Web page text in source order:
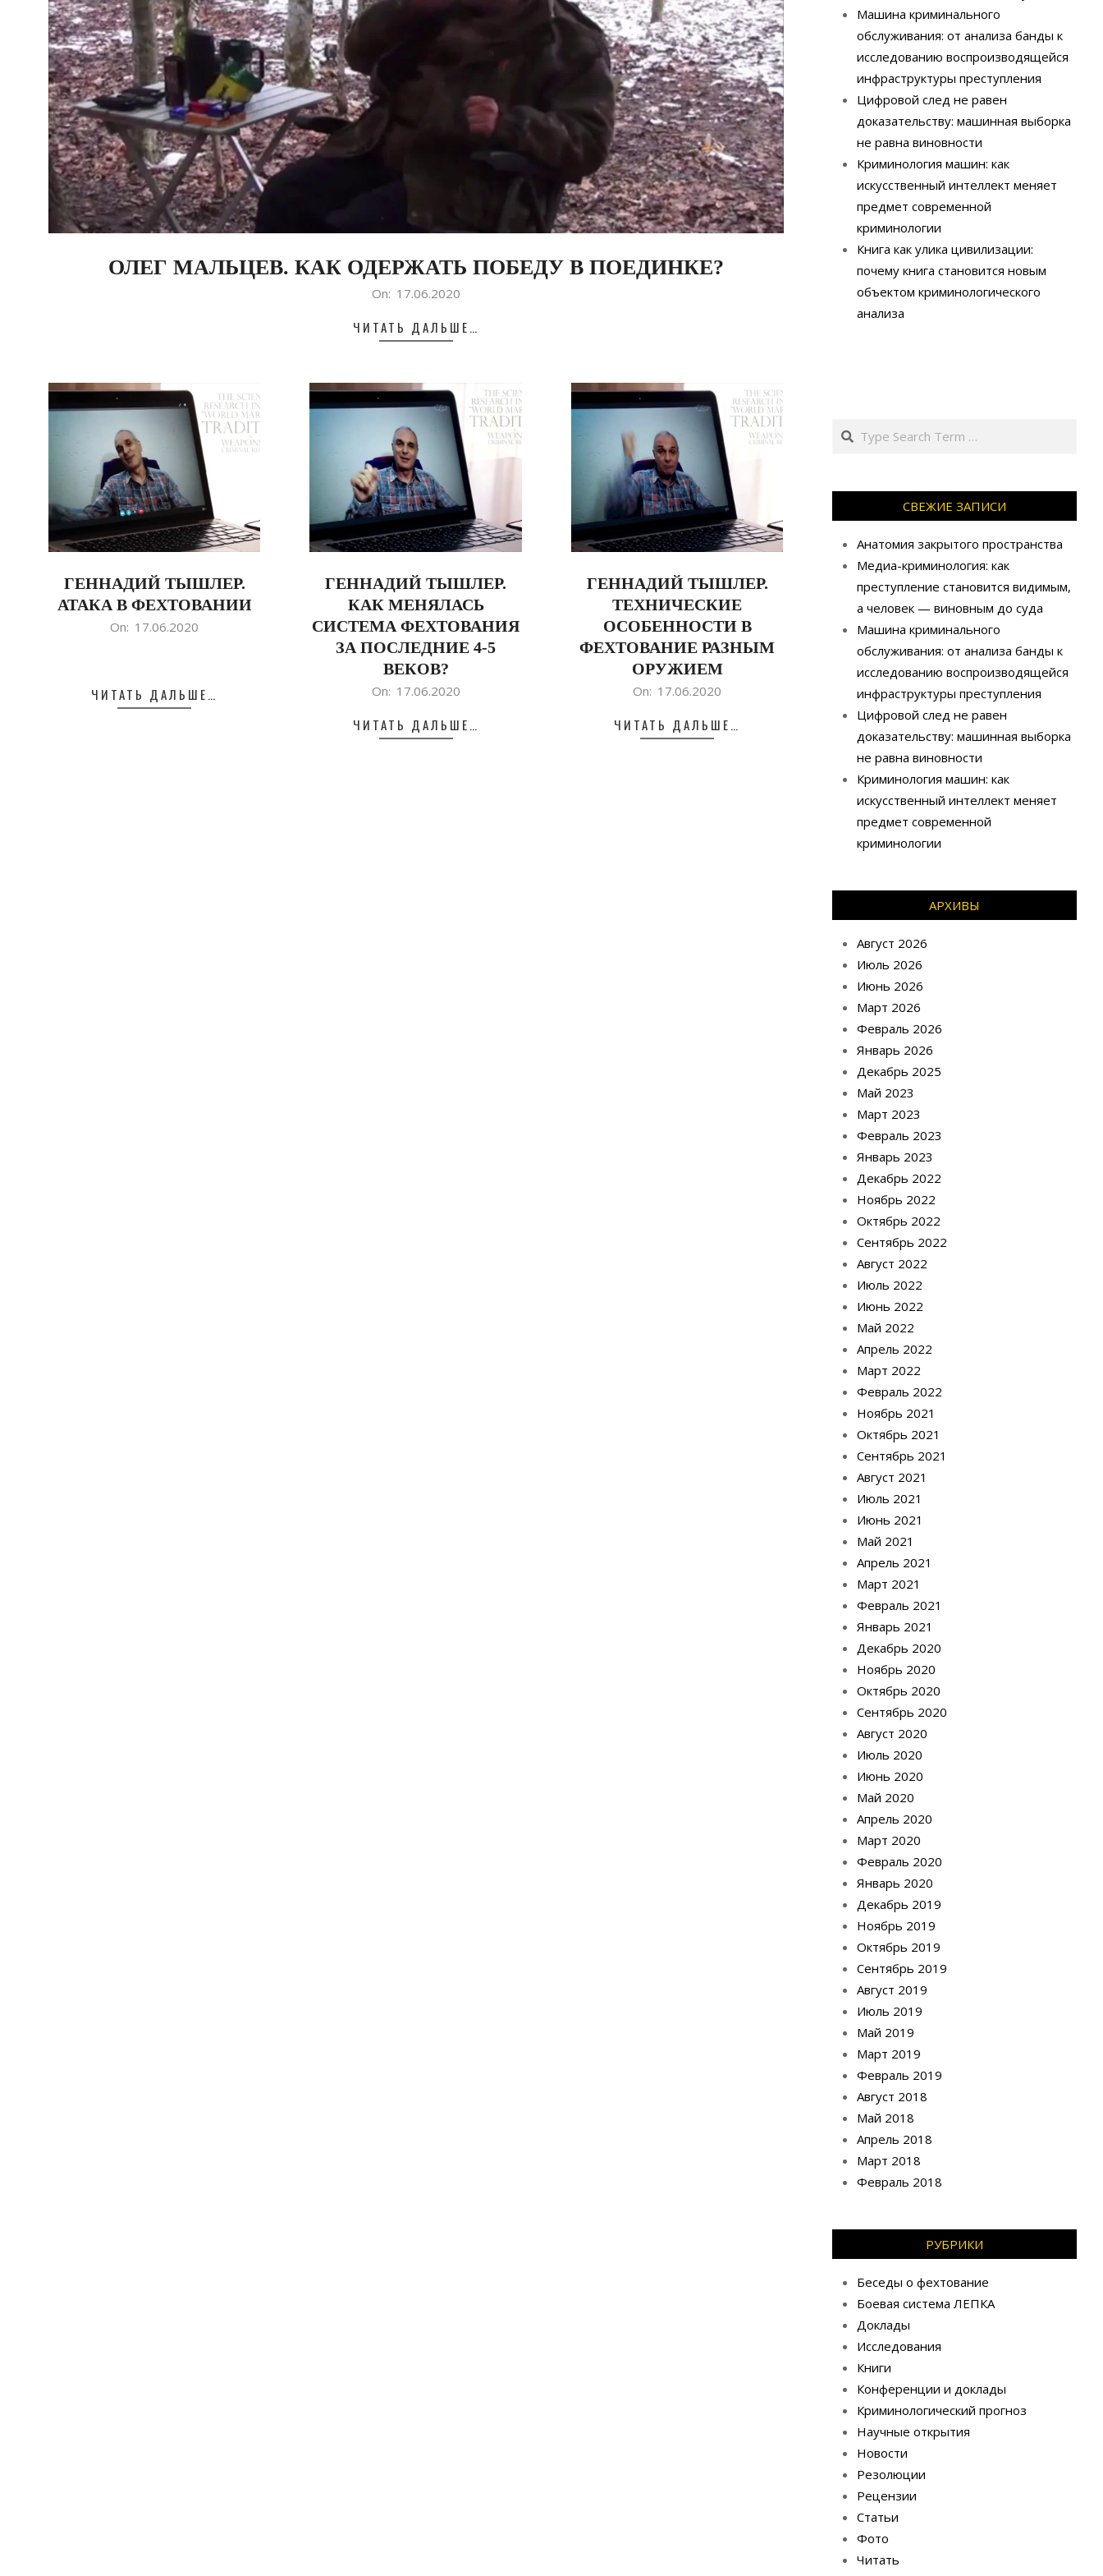
ОЛЕГ МАЛЬЦЕВ. КАК ОДЕРЖАТЬ ПОБЕДУ В ПОЕДИНКЕ?
On: 17.06.2020
ЧИТАТЬ ДАЛЬШЕ…
ГЕННАДИЙ ТЫШЛЕР.
АТАКА В ФЕХТОВАНИИ
On: 17.06.2020
ЧИТАТЬ ДАЛЬШЕ…
ГЕННАДИЙ ТЫШЛЕР.
КАК МЕНЯЛАСЬ
СИСТЕМА ФЕХТОВАНИЯ
ЗА ПОСЛЕДНИЕ 4-5
ВЕКОВ?
On: 17.06.2020
ЧИТАТЬ ДАЛЬШЕ…
ГЕННАДИЙ ТЫШЛЕР.
ТЕХНИЧЕСКИЕ
ОСОБЕННОСТИ В
ФЕХТОВАНИЕ РАЗНЫМ
ОРУЖИЕМ
On: 17.06.2020
ЧИТАТЬ ДАЛЬШЕ…
Машина криминального
обслуживания: от анализа банды к
исследованию воспроизводящейся
инфраструктуры преступления
Цифровой след не равен
доказательству: машинная выборка
не равна виновности
Криминология машин: как
искусственный интеллект меняет
предмет современной
криминологии
Книга как улика цивилизации:
почему книга становится новым
объектом криминологического
анализа
Search
СВЕЖИЕ ЗАПИСИ
Анатомия закрытого пространства
Медиа-криминология: как
преступление становится видимым,
а человек — виновным до суда
Машина криминального
обслуживания: от анализа банды к
исследованию воспроизводящейся
инфраструктуры преступления
Цифровой след не равен
доказательству: машинная выборка
не равна виновности
Криминология машин: как
искусственный интеллект меняет
предмет современной
криминологии
АРХИВЫ
Август 2026
Июль 2026
Июнь 2026
Март 2026
Февраль 2026
Январь 2026
Декабрь 2025
Май 2023
Март 2023
Февраль 2023
Январь 2023
Декабрь 2022
Ноябрь 2022
Октябрь 2022
Сентябрь 2022
Август 2022
Июль 2022
Июнь 2022
Май 2022
Апрель 2022
Март 2022
Февраль 2022
Ноябрь 2021
Октябрь 2021
Сентябрь 2021
Август 2021
Июль 2021
Июнь 2021
Май 2021
Апрель 2021
Март 2021
Февраль 2021
Январь 2021
Декабрь 2020
Ноябрь 2020
Октябрь 2020
Сентябрь 2020
Август 2020
Июль 2020
Июнь 2020
Май 2020
Апрель 2020
Март 2020
Февраль 2020
Январь 2020
Декабрь 2019
Ноябрь 2019
Октябрь 2019
Сентябрь 2019
Август 2019
Июль 2019
Май 2019
Март 2019
Февраль 2019
Август 2018
Май 2018
Апрель 2018
Март 2018
Февраль 2018
РУБРИКИ
Беседы о фехтование
Боевая система ЛЕПКА
Доклады
Исследования
Книги
Конференции и доклады
Криминологический прогноз
Научные открытия
Новости
Резолюции
Рецензии
Статьи
Фото
Читать